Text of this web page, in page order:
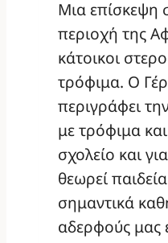
Μια επίσκεψη
περιοχή της
κάτοικοι
τρόφιμα. Ο
περιγράφει
με τρόφιμα
σχολείο και
θεωρεί
σημαντικά
αδερφούς μας